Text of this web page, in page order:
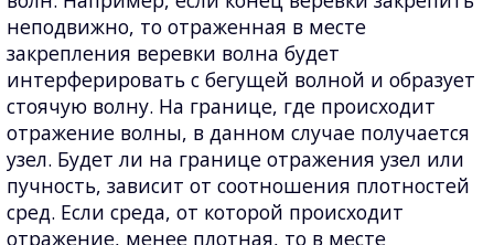
неподвижно, то отраженная в месте
закрепления веревки волна будет
интерферировать с бегущей волной и образует
стоячую волну. На границе, где происходит
отражение волны, в данном случае получается
узел. Будет ли на границе отражения узел или
пучность, зависит от соотношения плотностей
сред. Если среда, от которой происходит
отражение, менее плотная, то в месте